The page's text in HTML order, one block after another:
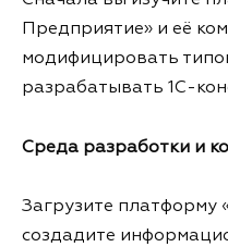
Предприятие» и её
модифицировать
разрабатывать 1С-
Среда разработки и
Загрузите платформу
создадите